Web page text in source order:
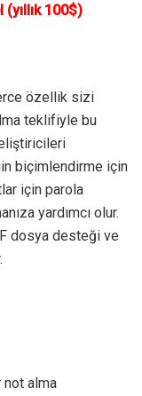
100$)
özellik sizi
teklifiyle bu
biçimlendirme için
için parola
yardımcı olur.
dosya desteği ve
not alma